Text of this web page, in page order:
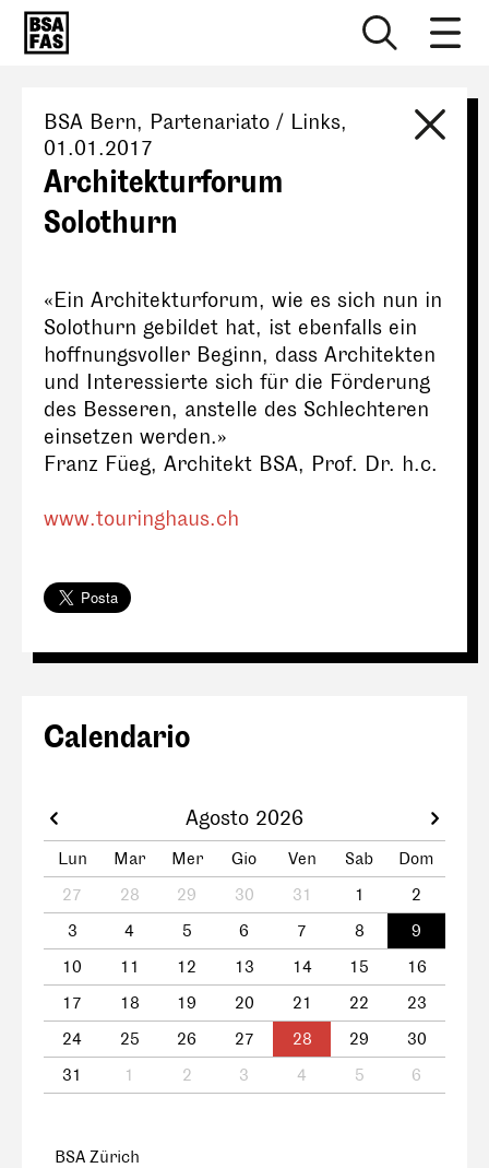
BSA Bern, Partenariato / Links,
01.01.2017
Architekturforum
Solothurn
«Ein Architekturforum, wie es sich nun in
Solothurn gebildet hat, ist ebenfalls ein
hoffnungsvoller Beginn, dass Architekten
und Interessierte sich für die Förderung
des Besseren, anstelle des Schlechteren
einsetzen werden.»
Franz Füeg, Architekt BSA, Prof. Dr. h.c.
www.touringhaus.ch
Calendario
Agosto 2026
Lun Mar Mer Gio Ven Sab
Dom
27
28 29 30 31 1
2
3
4 5 6 7 8
9
10
11 12 13 14 15
16
17
18 19 20 21 22
23
24
25 26 27 28 29
30
31
1 2 3 4 5 6
BSA Zürich